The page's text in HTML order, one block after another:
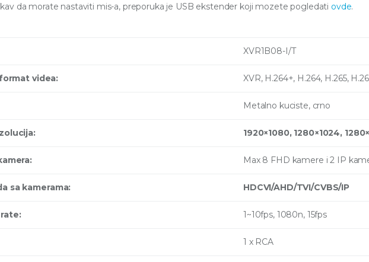
da morate nastaviti mis-a, preporuka je USB ekstender koji mozete pogledati ovde.
XVR1B08-I/T
videa: XVR, H.264+, H.264, H.265,
Metalno kuciste, crno
1920×1080, 1280×1024,
Max 8 FHD kamere i 2 IP
sa kamerama: HDCVI/AHD/TVI/CVBS/IP
1~10fps, 1080n, 15fps
1 x RCA